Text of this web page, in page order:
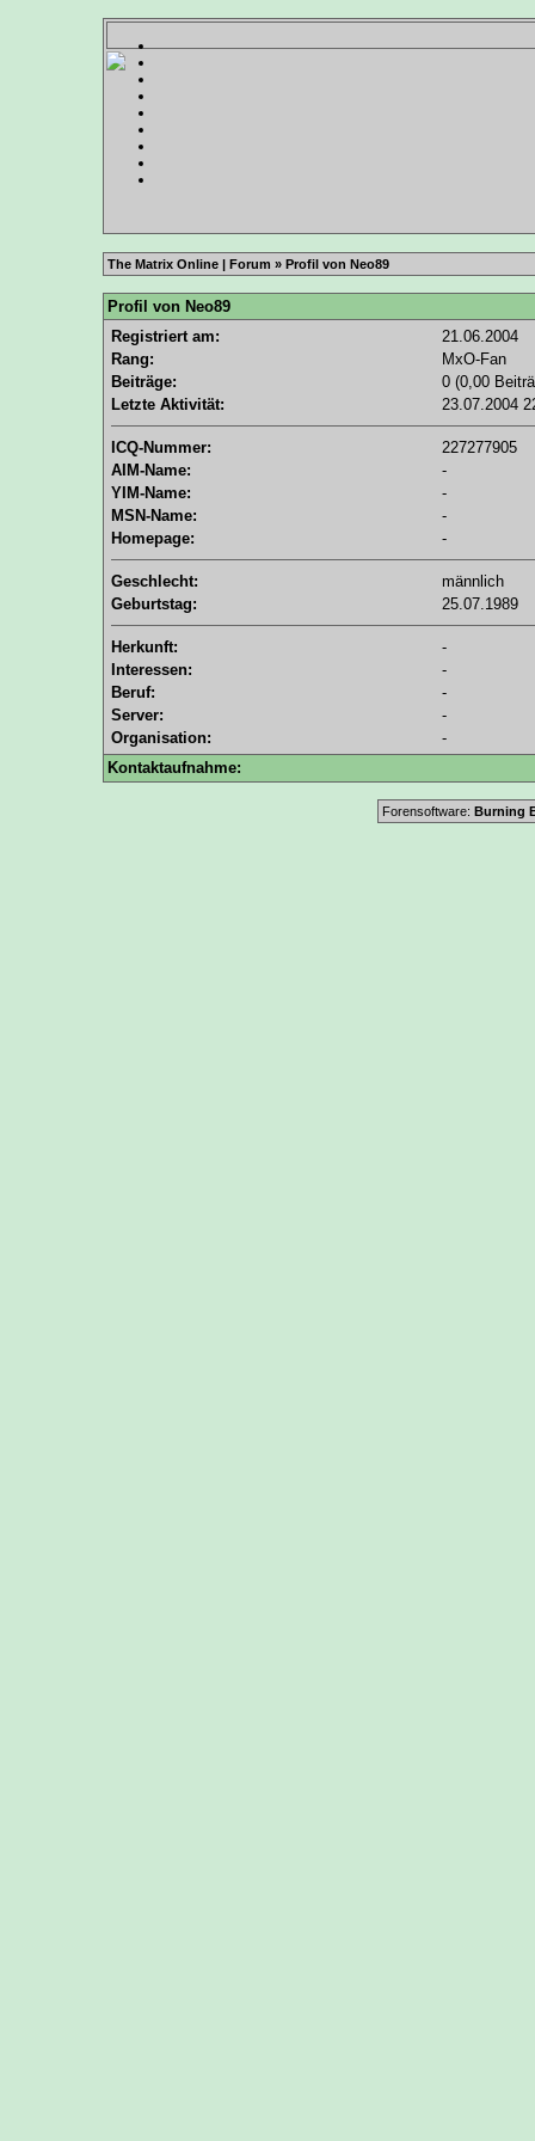
The Matrix Online | Forum » Profil von Neo89
Profil von Neo89
Registriert am:
21.06.2004
Rang:
MxO-Fan
Beiträge:
0 (0,00
Letzte Aktivität:
23.07.2004
ICQ-Nummer:
227277905
AIM-Name:
-
YIM-Name:
-
MSN-Name:
-
Homepage:
-
Geschlecht:
männlich
Geburtstag:
25.07.1989
Herkunft:
-
Interessen:
-
Beruf:
-
Server:
-
Organisation:
-
Kontaktaufnahme:
Forensoftware: Burning